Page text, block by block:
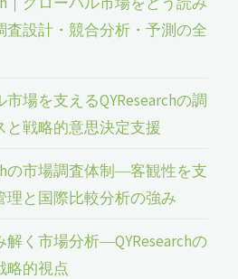
査設計・競合分析・予測の全
市場を支えるQYResearchの調
と戦略的意思決定支援
の市場調査体制―客観性を支
理と国際比較分析の強み
解く市場分析―QYResearchの
略的視点